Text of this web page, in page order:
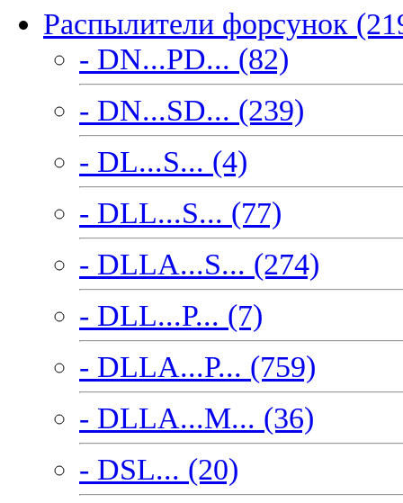
Распылители форсунок
- DN...PD... (82)
- DN...SD... (239)
- DL...S... (4)
- DLL...S... (77)
- DLLA...S... (274)
- DLL...P... (7)
- DLLA...P... (759)
- DLLA...M... (36)
- DSL... (20)